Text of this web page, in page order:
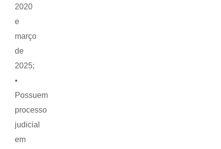
2020
e
março
de
2025;
•
Possuem
processo
judicial
em